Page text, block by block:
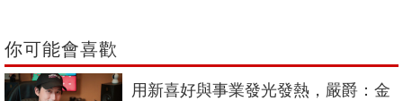
你可能會喜歡
用新喜好與事業發光發熱，嚴爵：金